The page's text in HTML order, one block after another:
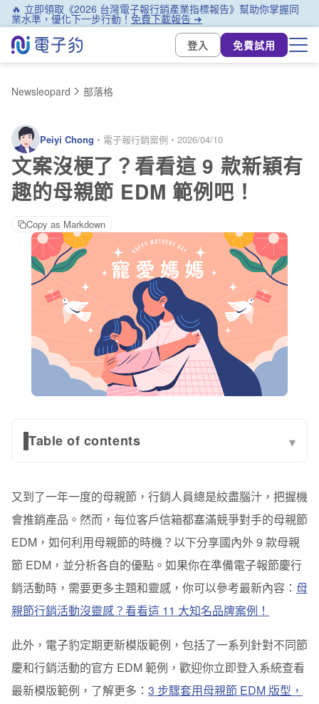
🔥 立即領取《2026 台灣電子報行銷產業指標報告》幫助你掌握同
業水準，優化下一步行動！免費下載報告 ➜
登入
免費試用
Newsleopard 部落格
Peiyi Chong ・ 電子報行銷案例 ・ 2026/04/10
文案沒梗了？看看這 9 款新穎有
趣的母親節 EDM 範例吧！
Copy as Markdown
Table of contents ▾
健康第一：協助她管理健康，重視她的身體狀況
創造回憶：為家人打造專屬的旅遊時光
想像空間：買的不是產品，而是給母親溫暖的陪伴
互動體驗：利用 GIF，營造母親節氛圍，提升參與感
預算有限：仍想給媽媽最好的，別擔心，都幫你算好了！
出貨保證：給母親的禮物隔天出貨？安心了！
又到了一年一度的母親節，行銷人員總是絞盡腦汁，把握機
會推銷產品。然而，每位客戶信箱都塞滿競爭對手的母親節
EDM，如何利用母親節的時機？以下分享國內外 9 款母親
節 EDM，並分析各自的優點。如果你在準備電子報節慶行
銷活動時，需要更多主題和靈感，你可以參考最新內容： 母
親節行銷活動沒靈感？看看這 11 大知名品牌案例！
此外，電子豹定期更新模版範例，包括了一系列針對不同節
慶和行銷活動的官方 EDM 範例，歡迎你立即登入系統查看
最新模版範例，了解更多： 3 步驟套用母親節 EDM 版型，